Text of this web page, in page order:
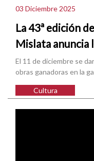
03 Diciembre 2025
La 43ª edición
Mislata anuncia
El 11 de diciembre se
obras ganadoras en la
Cultura